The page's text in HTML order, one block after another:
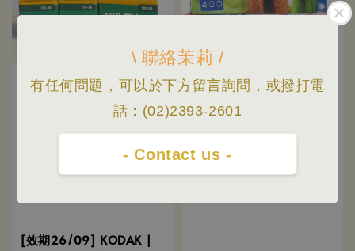
\ 聯絡茉莉 /
有任何問題，可以於下方留言詢問，或撥打電
話：(02)2393-2601
- Contact us -
[效期26/09] KODAK |